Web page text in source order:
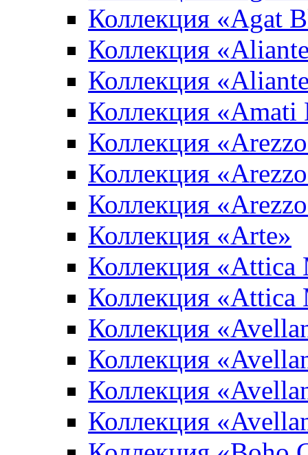
Коллекция «Agat
Коллекция
Коллекция
Коллекция «Amati
Коллекция
Коллекция
Коллекция
Коллекция «Arte»
Коллекция «Attica
Коллекция «Attica
Коллекция
Коллекция
Коллекция
Коллекция